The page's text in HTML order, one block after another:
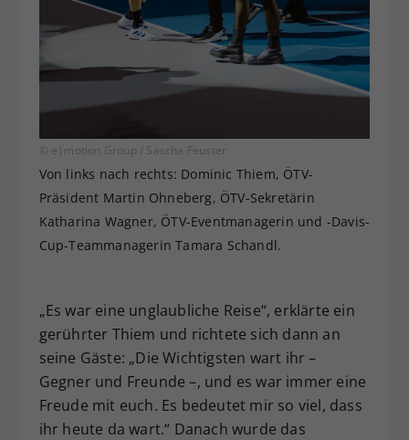
© e|motion Group / Sascha Feuster
Von links nach rechts: Dominic Thiem, ÖTV-
Präsident Martin Ohneberg, ÖTV-Sekretärin
Katharina Wagner, ÖTV-Eventmanagerin und -Davis-
Cup-Teammanagerin Tamara Schandl.
„Es war eine unglaubliche Reise“, erklärte ein
gerührter Thiem und richtete sich dann an
seine Gäste: „Die Wichtigsten wart ihr –
Gegner und Freunde –, und es war immer eine
Freude mit euch. Es bedeutet mir so viel, dass
ihr heute da wart.“ Danach wurde das